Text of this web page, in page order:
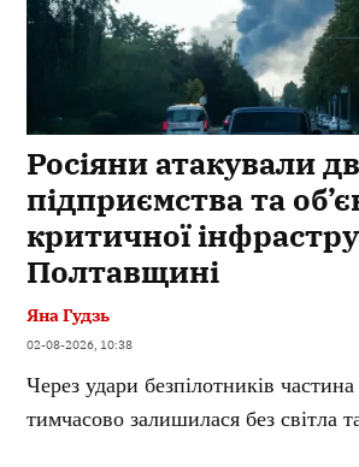
Росіяни атакували
підприємства та
критичної
Полтавщині
Яна Гудзь
02-08-2026, 10:38
Через удари безпілотників
тимчасово залишилася без світла